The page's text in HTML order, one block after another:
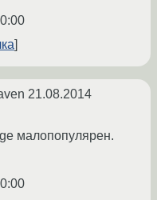
21.08.2014
малопопулярен.